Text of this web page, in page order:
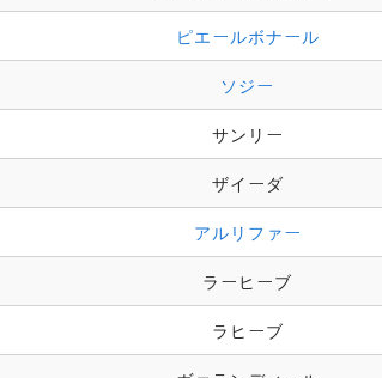
ピエールボナール
ソジー
サンリー
ザイーダ
アルリファー
ラーヒーブ
ラヒーブ